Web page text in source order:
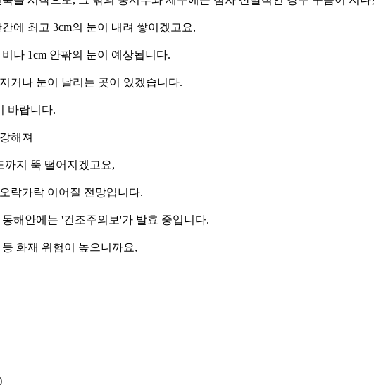
에 최고 3cm의 눈이 내려 쌓이겠고요,
나 1cm 안팎의 눈이 예상됩니다.
거나 눈이 날리는 곳이 있겠습니다.
바랍니다.
해져
까지 뚝 떨어지겠고요,
락가락 이어질 전망입니다.
해안에는 '건조주의보'가 발효 중입니다.
화재 위험이 높으니까요,